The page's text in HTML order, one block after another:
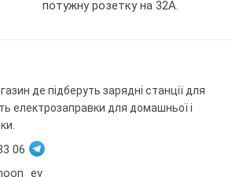
потужну розетку на 32А.
де підберуть зарядні станції для
електрозаправки для домашньої і
06